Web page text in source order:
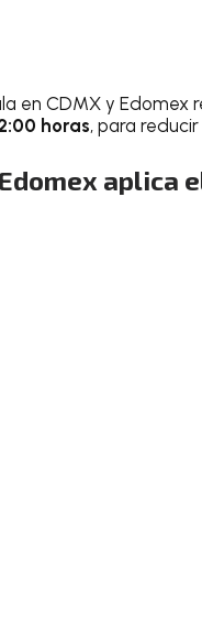
en CDMX y Edomex
horas, para
aplica